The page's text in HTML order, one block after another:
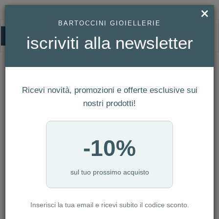
HOMEPAGE ANELLO SALVINI - SOLITARIO LAVINIA MIS. 13 REF. 20076823
Anello Salvini - Solitario Lavinia Mis. 13
Ref. 20076823
×
BARTOCCINI GIOIELLERIE
iscriviti alla newsletter
Ricevi novità, promozioni e offerte esclusive sui
nostri prodotti!
-10%
sul tuo prossimo acquisto
Inserisci la tua email e ricevi subito il codice sconto.